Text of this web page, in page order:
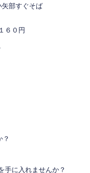
部すぐそば
６０円
手に入れませんか？